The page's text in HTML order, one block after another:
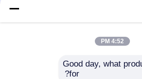
4:52 PM
Good day, what
for?